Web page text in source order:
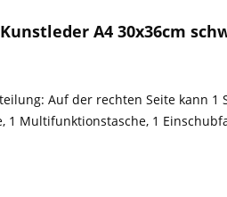
A4 30x36cm
Auf der rechten Seite kann
Multifunktionstasche, 1